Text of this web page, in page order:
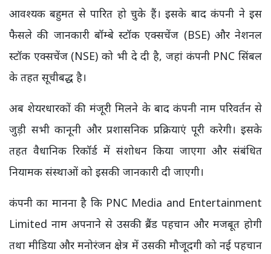
आवश्यक बहुमत से पारित हो चुके हैं। इसके बाद कंपनी ने इस
फैसले की जानकारी बॉम्बे स्टॉक एक्सचेंज (BSE) और नेशनल
स्टॉक एक्सचेंज (NSE) को भी दे दी है, जहां कंपनी PNC सिंबल
के तहत सूचीबद्ध है।
अब शेयरधारकों की मंजूरी मिलने के बाद कंपनी नाम परिवर्तन से
जुड़ी सभी कानूनी और प्रशासनिक प्रक्रियाएं पूरी करेगी। इसके
तहत वैधानिक रिकॉर्ड में संशोधन किया जाएगा और संबंधित
नियामक संस्थाओं को इसकी जानकारी दी जाएगी।
कंपनी का मानना है कि PNC Media and Entertainment
Limited नाम अपनाने से उसकी ब्रैंड पहचान और मजबूत होगी
तथा मीडिया और मनोरंजन क्षेत्र में उसकी मौजूदगी को नई पहचान